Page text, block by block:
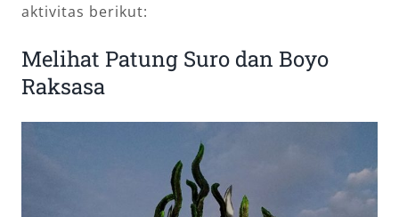
aktivitas berikut:
Melihat Patung Suro dan Boyo
Raksasa